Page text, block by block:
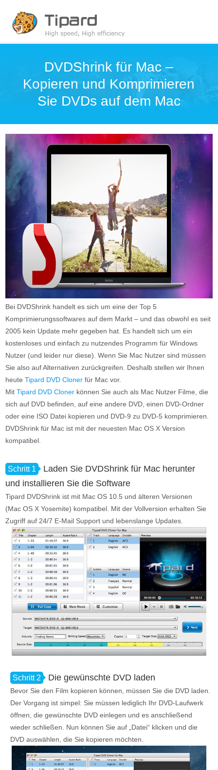
DVDShrink für Mac –
Kopieren und Komprimieren
Sie DVDs auf dem Mac
Bei DVDShrink handelt es sich um eine der Top 5
Komprimierungssoftwares auf dem Markt – und das obwohl es seit
2005 kein Update mehr gegeben hat. Es handelt sich um ein
kostenloses und einfach zu nutzendes Programm für Windows
Nutzer (und leider nur diese). Wenn Sie Mac Nutzer sind müssen
Sie also auf Alternativen zurückgreifen. Deshalb stellen wir Ihnen
heuteTipard DVD Cloner für Mac vor.
MitTipard DVD Cloner können Sie auch als Mac Nutzer Filme, die
sich auf DVD befinden, auf eine andere DVD, einen DVD-Ordner
oder eine ISO Datei kopieren und DVD-9 zu DVD-5 komprimieren.
DVDShrink für Mac ist mit der neuesten Mac OS X Version
kompatibel.
Schritt 1
Laden Sie DVDShrink für Mac herunter
und installieren Sie die Software
Tipard DVDShrink ist mit Mac OS 10.5 und älteren Versionen
(Mac OS X Yosemite) kompatibel. Mit der Vollversion erhalten Sie
Zugriff auf 24/7 E-Mail Support und lebenslange Updates.
Schritt 2 Die gewünschte DVD laden
Bevor Sie den Film kopieren können, müssen Sie die DVD laden.
Der Vorgang ist simpel: Sie müssen lediglich Ihr DVD-Laufwerk
öffnen, die gewünschte DVD einlegen und es anschließend
wieder schließen. Nun können Sie auf „Datei“ klicken und die
DVD auswählen, die Sie kopieren möchten.